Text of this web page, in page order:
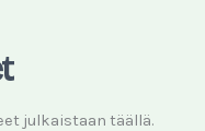
julkaistaan täällä.